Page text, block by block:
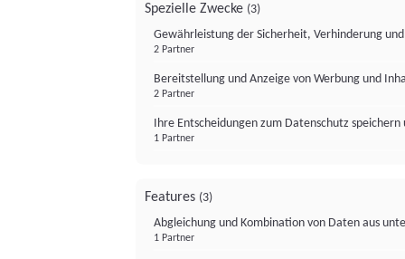
Spezielle Zwecke (3)
Gewährleistung der Sicherheit, Verhinderung
2 Partner
Bereitstellung und Anzeige von Werbung und
2 Partner
Ihre Entscheidungen zum Datenschutz
1 Partner
Features (3)
Abgleichung und Kombination von Daten aus
1 Partner